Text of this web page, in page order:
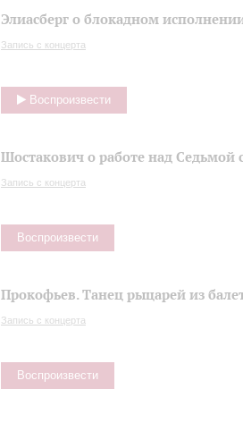
Элиасберг о блокадном
Запись с концерта
Воспроизвести
Шостакович о работе над
Запись с концерта
Воспроизвести
Прокофьев. Танец рыцарей из
Запись с концерта
Воспроизвести